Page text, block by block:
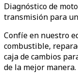
Diagnóstico de
transmisión para
Confíe en nuestro
combustible,
caja de cambios
de la mejor manera.